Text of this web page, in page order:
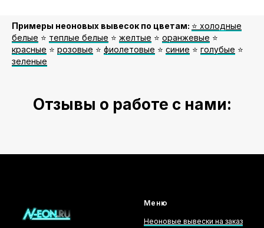
Примеры неоновых вывесок по цветам: ⭐️ холодные
белые ⭐️ теплые белые ⭐️ желтые ⭐️ оранжевые ⭐️
красные ⭐️ розовые ⭐️ фиолетовые ⭐️ синие ⭐️ голубые ⭐️
зеленые
Отзывы о работе с нами:
Меню
Неоновые вывески на заказ